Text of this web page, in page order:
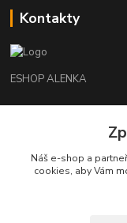
Kontakty
ESHOP ALENKA
+420602541312
Náš e-shop a
cookies, aby Vám